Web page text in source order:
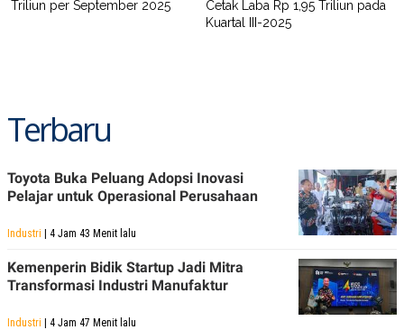
Triliun per September 2025
Cetak Laba Rp 1,95 Triliun pada
Kuartal III-2025
Terbaru
Toyota Buka Peluang Adopsi Inovasi
Pelajar untuk Operasional Perusahaan
Industri | 4 Jam 43 Menit lalu
Kemenperin Bidik Startup Jadi Mitra
Transformasi Industri Manufaktur
Industri | 4 Jam 47 Menit lalu